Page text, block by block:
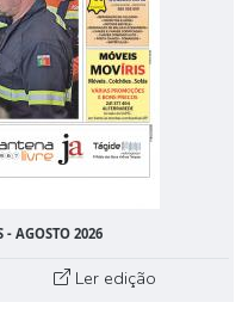
- AGOSTO 2026
Ler edição